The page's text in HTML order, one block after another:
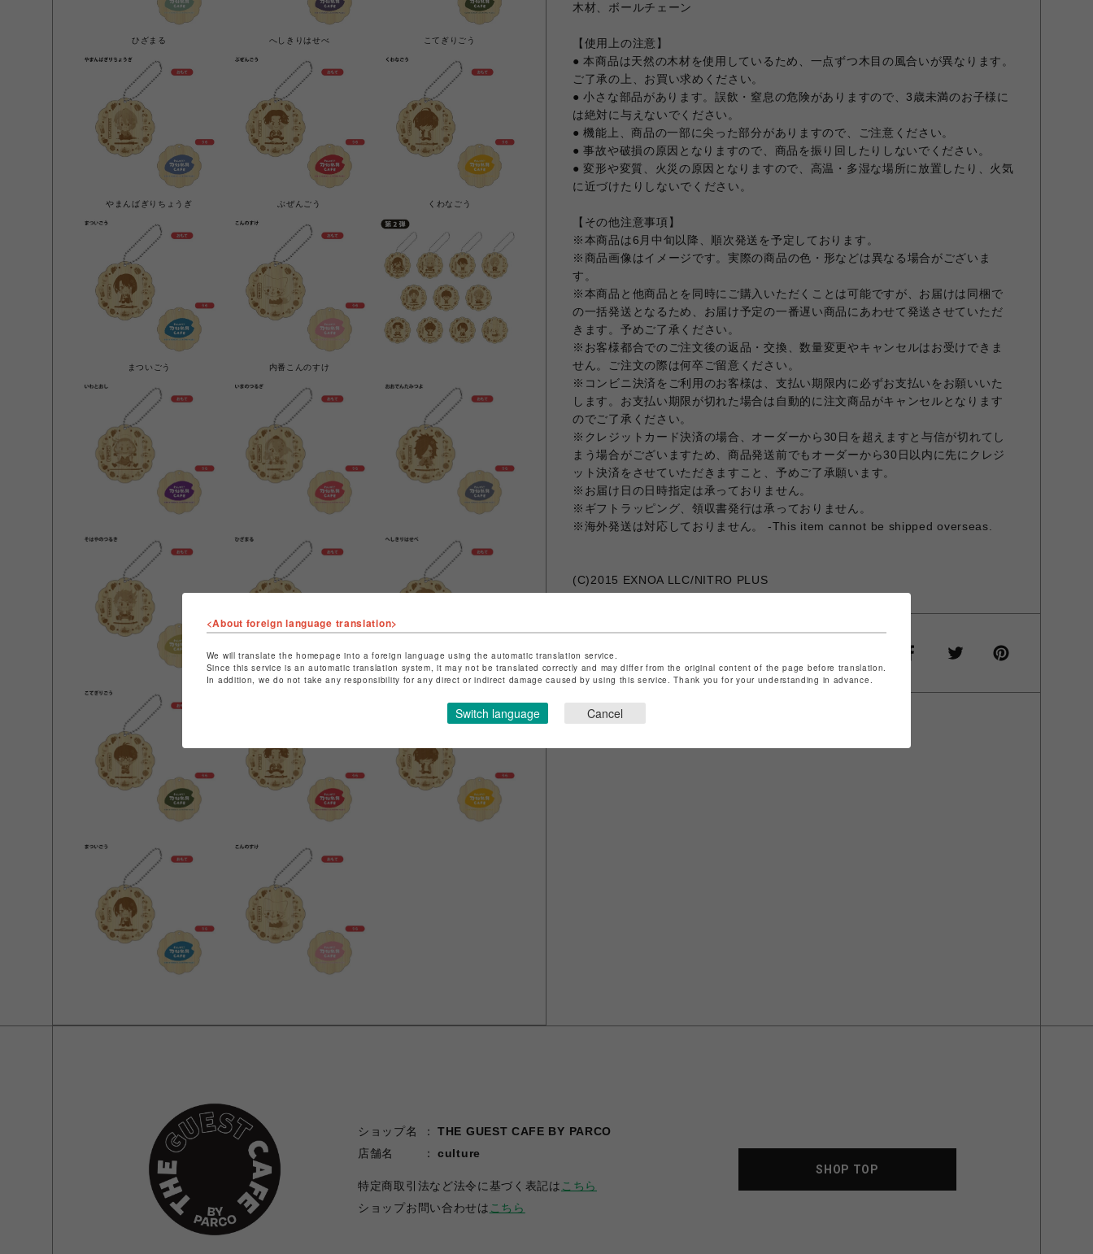
ひざまる へしきりはせべ こてぎりごう
やまんばぎりちょうぎ ぶぜんごう くわなごう
まついごう 内番こんのすけ
木材、ボールチェーン
【使用上の注意】
● 本商品は天然の木材を使用しているため、一点ずつ木目の風合いが異なります。
ご了承の上、お買い求めください。
● 小さな部品があります。誤飲・窒息の危険がありますので、3歳未満のお子様に
は絶対に与えないでください。
● 機能上、商品の一部に尖った部分がありますので、ご注意ください。
● 事故や破損の原因となりますので、商品を振り回したりしないでください。
● 変形や変質、火災の原因となりますので、高温・多湿な場所に放置したり、火気
に近づけたりしないでください。
【その他注意事項】
※本商品は6月中旬以降、順次発送を予定しております。
※商品画像はイメージです。実際の商品の色・形などは異なる場合がございま
す。
※本商品と他商品とを同時にご購入いただくことは可能ですが、お届けは同梱で
の一括発送となるため、お届け予定の一番遅い商品にあわせて発送させていただ
きます。予めご了承ください。
※お客様都合でのご注文後の返品・交換、数量変更やキャンセルはお受けできま
せん。ご注文の際は何卒ご留意ください。
※コンビニ決済をご利用のお客様は、支払い期限内に必ずお支払いをお願いいた
します。お支払い期限が切れた場合は自動的に注文商品がキャンセルとなります
のでご了承ください。
※クレジットカード決済の場合、オーダーから30日を超えますと与信が切れてし
まう場合がございますため、商品発送前でもオーダーから30日以内に先にクレジ
ット決済をさせていただきますこと、予めご了承願います。
※お届け日の日時指定は承っておりません。
※ギフトラッピング、領収書発行は承っておりません。
※海外発送は対応しておりません。 -This item cannot be shipped overseas.
(C)2015 EXNOA LLC/NITRO PLUS
シェアする
ショップ名
THE GUEST CAFE BY PARCO
店舗名
culture
特定商取引法など法令に基づく表記は こちら
ショップお問い合わせは こちら
SHOP TOP
<About foreign language translation>
We will translate the homepage into a foreign language using the automatic translation service.
Since this service is an automatic translation system, it may not be translated correctly and may differ from the original content of the page before translation.
In addition, we do not take any responsibility for any direct or indirect damage caused by using this service. Thank you for your understanding in advance.
Switch language Cancel